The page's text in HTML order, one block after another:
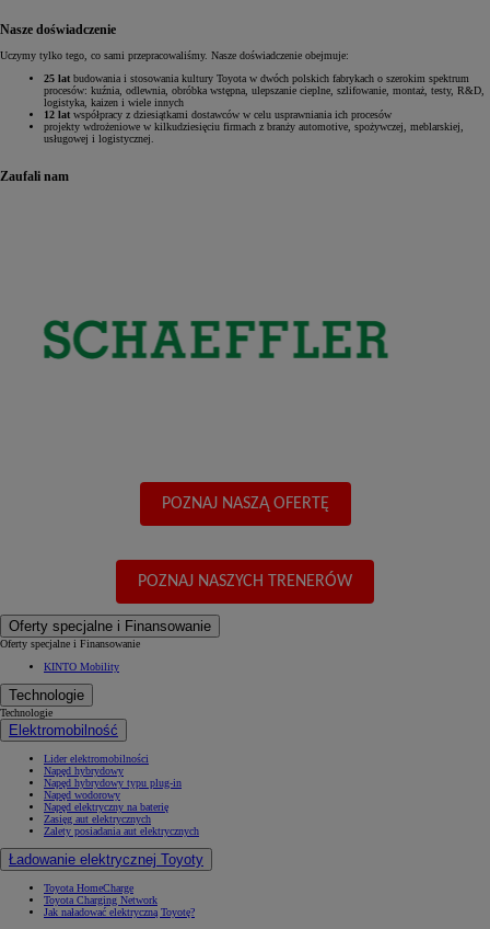
Nasze doświadczenie
Uczymy tylko tego, co sami przepracowaliśmy. Nasze doświadczenie obejmuje:
25 lat budowania i stosowania kultury Toyota w dwóch polskich fabrykach o szerokim spektrum
procesów: kuźnia, odlewnia, obróbka wstępna, ulepszanie cieplne, szlifowanie, montaż, testy, R&D,
logistyka, kaizen i wiele innych
12 lat współpracy z dziesiątkami dostawców w celu usprawniania ich procesów
projekty wdrożeniowe w kilkudziesięciu firmach z branży automotive, spożywczej, meblarskiej,
usługowej i logistycznej.
Zaufali nam
POZNAJ NASZĄ OFERTĘ
POZNAJ NASZYCH TRENERÓW
Oferty specjalne i Finansowanie
Oferty specjalne i Finansowanie
KINTO Mobility
Technologie
Technologie
Elektromobilność
Lider elektromobilności
Napęd hybrydowy
Napęd hybrydowy typu plug-in
Napęd wodorowy
Napęd elektryczny na baterię
Zasięg aut elektrycznych
Zalety posiadania aut elektrycznych
Ładowanie elektrycznej Toyoty
Toyota HomeCharge
Toyota Charging Network
Jak naładować elektryczną Toyotę?